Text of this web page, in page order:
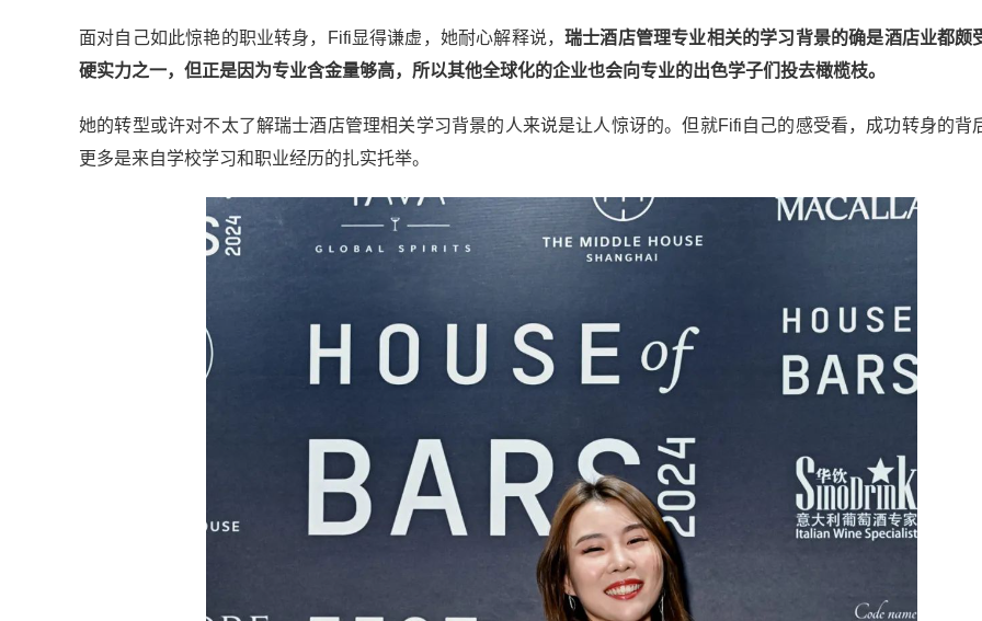
面对自己如此惊艳的职业转身，Fifi显得谦虚，她耐心解释说，瑞士酒店管理专业相关的学习背景的确是酒店业都颇
硬实力之一，但正是因为专业含金量够高，所以其他全球化的企业也会向专业的出色学子们投去橄榄枝。
她的转型或许对不太了解瑞士酒店管理相关学习背景的人来说是让人惊讶的。但就Fifi自己的感受看，成功转身的背
更多是来自学校学习和职业经历的扎实托举。